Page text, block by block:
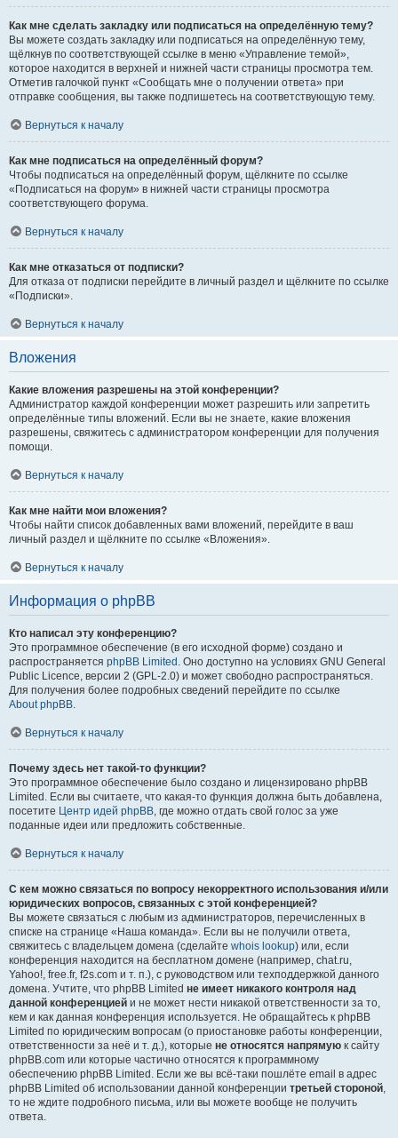
Как мне сделать закладку или подписаться на определённую тему?
Вы можете создать закладку или подписаться на определённую тему,
щёлкнув по соответствующей ссылке в меню «Управление темой»,
которое находится в верхней и нижней части страницы просмотра тем.
Отметив галочкой пункт «Сообщать мне о получении ответа» при
отправке сообщения, вы также подпишетесь на соответствующую тему.
Вернуться к началу
Как мне подписаться на определённый форум?
Чтобы подписаться на определённый форум, щёлкните по ссылке
«Подписаться на форум» в нижней части страницы просмотра
соответствующего форума.
Вернуться к началу
Как мне отказаться от подписки?
Для отказа от подписки перейдите в личный раздел и щёлкните по ссылке
«Подписки».
Вернуться к началу
Вложения
Какие вложения разрешены на этой конференции?
Администратор каждой конференции может разрешить или запретить
определённые типы вложений. Если вы не знаете, какие вложения
разрешены, свяжитесь с администратором конференции для получения
помощи.
Вернуться к началу
Как мне найти мои вложения?
Чтобы найти список добавленных вами вложений, перейдите в ваш
личный раздел и щёлкните по ссылке «Вложения».
Вернуться к началу
Информация о phpBB
Кто написал эту конференцию?
Это программное обеспечение (в его исходной форме) создано и
распространяется phpBB Limited . Оно доступно на условиях GNU General
Public Licence, версии 2 (GPL-2.0) и может свободно распространяться.
Для получения более подробных сведений перейдите по ссылке
About phpBB.
Вернуться к началу
Почему здесь нет такой-то функции?
Это программное обеспечение было создано и лицензировано phpBB
Limited. Если вы считаете, что какая-то функция должна быть добавлена,
посетите Центр идей phpBB, где можно отдать свой голос за уже
поданные идеи или предложить собственные.
Вернуться к началу
С кем можно связаться по вопросу некорректного использования и/или
юридических вопросов, связанных с этой конференцией?
Вы можете связаться с любым из администраторов, перечисленных в
списке на странице «Наша команда». Если вы не получили ответа,
свяжитесь с владельцем домена (сделайте whois lookup) или, если
конференция находится на бесплатном домене (например, chat.ru,
Yahoo!, free.fr, f2s.com и т. п.), с руководством или техподдержкой данного
домена. Учтите, что phpBB Limited не имеет никакого контроля над
данной конференцией и не может нести никакой ответственности за то,
кем и как данная конференция используется. Не обращайтесь к phpBB
Limited по юридическим вопросам (о приостановке работы конференции,
ответственности за неё и т. д.), которые не относятся напрямую к сайту
phpBB.com или которые частично относятся к программному
обеспечению phpBB Limited. Если же вы всё-таки пошлёте email в адрес
phpBB Limited об использовании данной конференции третьей стороной,
то не ждите подробного письма, или вы можете вообще не получить
ответа.